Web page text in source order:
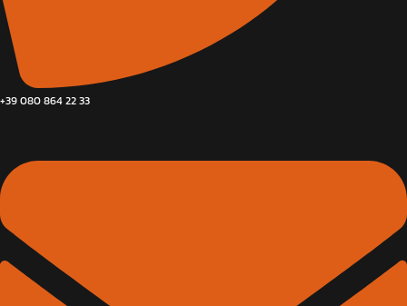
+39 080 864 22 33